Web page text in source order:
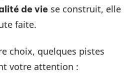
de vie se construit, elle
faite.
choix, quelques pistes
votre attention :